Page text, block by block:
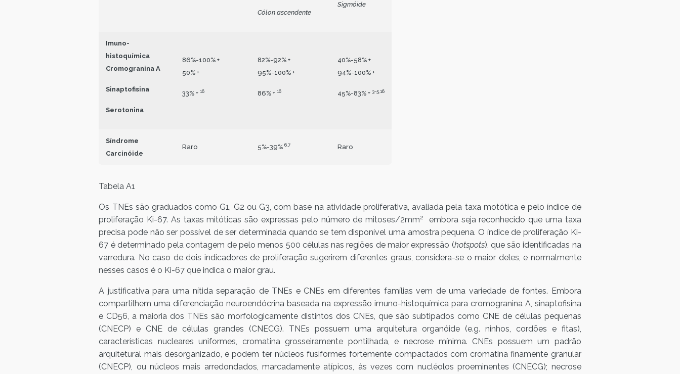
Cólon ascendente
Sigmóide
Imuno-
histoquímica
Cromogranina A
Sinaptofisina
Serotonina
86%-100% +
50% +
33% +16
82%-92% +
95%-100% +
86% +16
40%-58% +
94%-100% +
45%-83% +3-5,16
Síndrome
Carcinóide
Raro 5%-39%6,7 Raro
Tabela A1
Os TNEs são graduados como G1, G2 ou G3, com base na atividade proliferativa, avaliada pela taxa motótica e pelo índice de
proliferação Ki-67. As taxas mitóticas são expressas pelo número de mitoses/2mm2
embora seja reconhecido que uma taxa
precisa pode não ser possível de ser determinada quando se tem disponível uma amostra pequena. O índice de proliferação Ki-
67 é determinado pela contagem de pelo menos 500 células nas regiões de maior expressão (hotspots), que são identificadas na
varredura. No caso de dois indicadores de proliferação sugerirem diferentes graus, considera-se o maior deles, e normalmente
nesses casos é o Ki-67 que indica o maior grau.
A justificativa para uma nítida separação de TNEs e CNEs em diferentes famílias vem de uma variedade de fontes. Embora
compartilhem uma diferenciação neuroendócrina baseada na expressão imuno-histoquímica para cromogranina A, sinaptofisina
e CD56, a maioria dos TNEs são morfologicamente distintos dos CNEs, que são subtipados como CNE de células pequenas
(CNECP) e CNE de células grandes (CNECG). TNEs possuem uma arquitetura organóide (e.g. ninhos, cordões e fitas),
características nucleares uniformes, cromatina grosseiramente pontilhada, e necrose mínima. CNEs possuem um padrão
arquitetural mais desorganizado, e podem ter núcleos fusiformes fortemente compactados com cromatina finamente granular
(CNECP), ou núcleos mais arredondados, marcadamente atípicos, às vezes com nucléolos proeminentes (CNECG); necrose